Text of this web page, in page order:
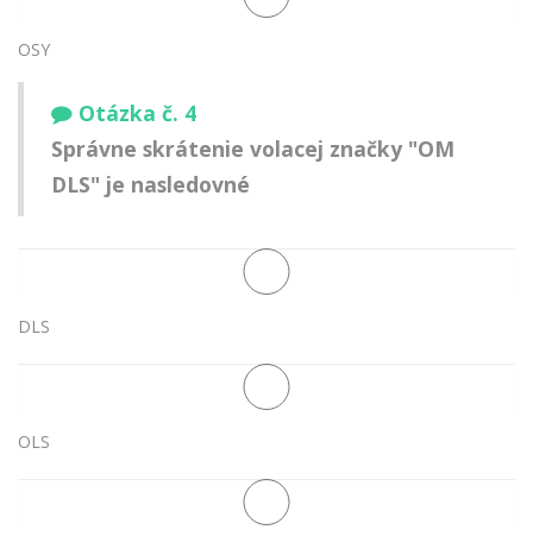
OSY
Otázka č. 4
Správne skrátenie volacej značky "OM
DLS" je nasledovné
DLS
OLS